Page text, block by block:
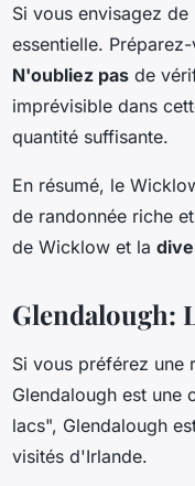
Si vous envisagez
essentielle.
N'oubliez pas de
imprévisible dans
quantité suffisante.
En résumé, le
de randonnée riche
de Wicklow et la
Glendalough:
Si vous préférez une
Glendalough est une
lacs", Glendalough
visités d'Irlande.